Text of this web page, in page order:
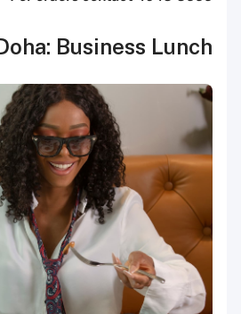
Business Lunch